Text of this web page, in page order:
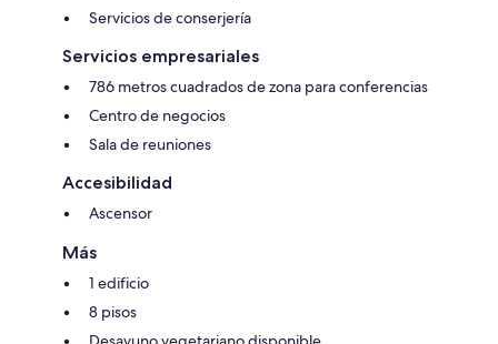
Servicios de conserjería
Servicios empresariales
786 metros cuadrados de zona para conferencias
Centro de negocios
Sala de reuniones
Accesibilidad
Ascensor
Más
1 edificio
8 pisos